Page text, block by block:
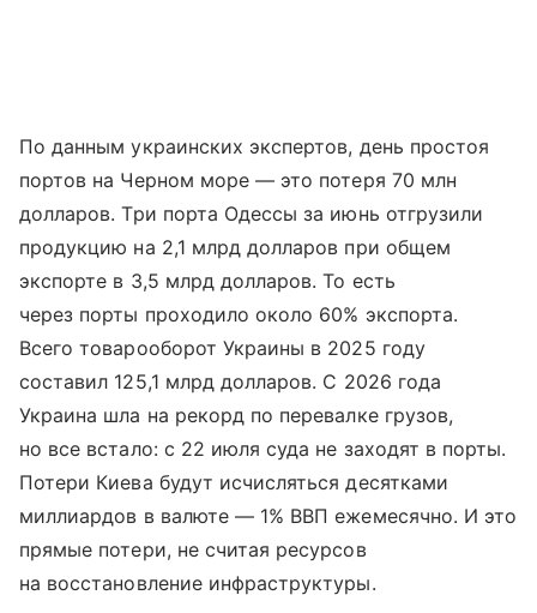
По данным украинских экспертов, день простоя
портов на Черном море — это потеря 70 млн
долларов. Три порта Одессы за июнь отгрузили
продукцию на 2,1 млрд долларов при общем
экспорте в 3,5 млрд долларов. То есть
через порты проходило около 60% экспорта.
Всего товарооборот Украины в 2025 году
составил 125,1 млрд долларов. С 2026 года
Украина шла на рекорд по перевалке грузов,
но все встало: с 22 июля суда не заходят в порты.
Потери Киева будут исчисляться десятками
миллиардов в валюте — 1% ВВП ежемесячно. И это
прямые потери, не считая ресурсов
на восстановление инфраструктуры.